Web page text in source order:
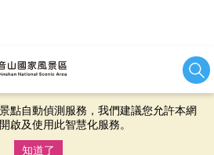
術以持續優化網站服務，並有助於為
續使用本網站即表示您同意我們的
點自動偵測服務，我們建議您允許本網
啟及使用此智慧化服務。
知道了